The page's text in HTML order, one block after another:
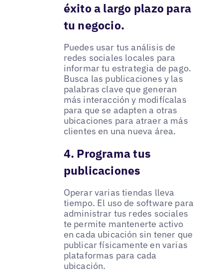
éxito a largo plazo para
tu negocio.
Puedes usar tus análisis de
redes sociales locales para
informar tu estrategia de pago.
Busca las publicaciones y las
palabras clave que generan
más interacción y modifícalas
para que se adapten a otras
ubicaciones para atraer a más
clientes en una nueva área.
4. Programa tus
publicaciones
Operar varias tiendas lleva
tiempo. El uso de software para
administrar tus redes sociales
te permite mantenerte activo
en cada ubicación sin tener que
publicar físicamente en varias
plataformas para cada
ubicación.